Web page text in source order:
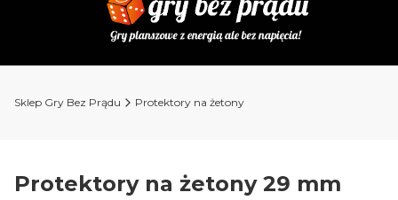
Sklep Gry Bez Prądu Protektory na żetony
Protektory na żetony 29 mm